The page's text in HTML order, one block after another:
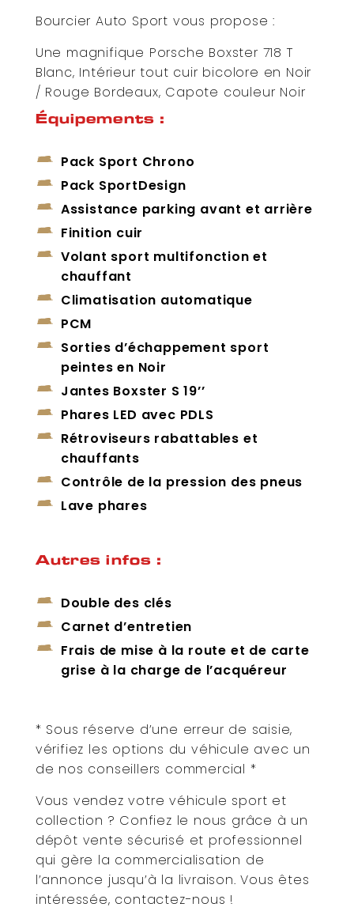
Bourcier Auto Sport vous propose :
Une magnifique Porsche Boxster 718 T
Blanc, Intérieur tout cuir bicolore en Noir
/ Rouge Bordeaux, Capote couleur Noir
Équipements :
Pack Sport Chrono
Pack SportDesign
Assistance parking avant et arrière
Finition cuir
Volant sport multifonction et
chauffant
Climatisation automatique
PCM
Sorties d’échappement sport
peintes en Noir
Jantes Boxster S 19’’
Phares LED avec PDLS
Rétroviseurs rabattables et
chauffants
Contrôle de la pression des pneus
Lave phares
Autres infos :
Double des clés
Carnet d’entretien
Frais de mise à la route et de carte
grise à la charge de l’acquéreur
* Sous réserve d’une erreur de saisie,
vérifiez les options du véhicule avec un
de nos conseillers commercial *
Vous vendez votre véhicule sport et
collection ? Confiez le nous grâce à un
dépôt vente sécurisé et professionnel
qui gère la commercialisation de
l’annonce jusqu’à la livraison. Vous êtes
intéressée, contactez-nous !